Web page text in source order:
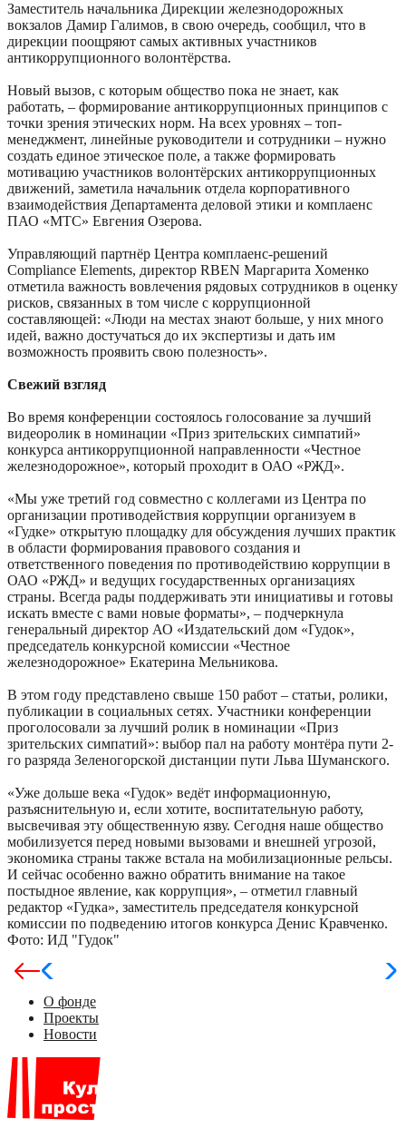
Заместитель начальника Дирекции железнодорожных
вокзалов Дамир Галимов, в свою очередь, сообщил, что в
дирекции поощряют самых активных участников
антикоррупционного волонтёрства.
Новый вызов, с которым общество пока не знает, как
работать, – формирование антикоррупционных принципов с
точки зрения этических норм. На всех уровнях – топ-
менеджмент, линейные руководители и сотрудники – нужно
создать единое этическое поле, а также формировать
мотивацию участников волонтёрских антикоррупционных
движений, заметила начальник отдела корпоративного
взаимодействия Департамента деловой этики и комплаенс
ПАО «МТС» Евгения Озерова.
Управляющий партнёр Центра комплаенс-решений
Compliance Elements, директор RBEN Маргарита Хоменко
отметила важность вовлечения рядовых сотрудников в оценку
рисков, связанных в том числе с коррупционной
составляющей: «Люди на местах знают больше, у них много
идей, важно достучаться до их экспертизы и дать им
возможность проявить свою полезность».
Свежий взгляд
Во время конференции состоялось голосование за лучший
видеоролик в номинации «Приз зрительских симпатий»
конкурса антикоррупционной направленности «Честное
железнодорожное», который проходит в ОАО «РЖД».
«Мы уже третий год совместно с коллегами из Центра по
организации противодействия коррупции организуем в
«Гудке» открытую площадку для обсуждения лучших практик
в области формирования правового создания и
ответственного поведения по противодействию коррупции в
ОАО «РЖД» и ведущих государственных организациях
страны. Всегда рады поддерживать эти инициативы и готовы
искать вместе с вами новые форматы», – подчеркнула
генеральный директор АО «Издательский дом «Гудок»,
председатель конкурсной комиссии «Честное
железнодорожное» Екатерина Мельникова.
В этом году представлено свыше 150 работ – статьи, ролики,
публикации в социальных сетях. Участники конференции
проголосовали за лучший ролик в номинации «Приз
зрительских симпатий»: выбор пал на работу монтёра пути 2-
го разряда Зеленогорской дистанции пути Льва Шуманского.
«Уже дольше века «Гудок» ведёт информационную,
разъяснительную и, если хотите, воспитательную работу,
высвечивая эту общественную язву. Сегодня наше общество
мобилизуется перед новыми вызовами и внешней угрозой,
экономика страны также встала на мобилизационные рельсы.
И сейчас особенно важно обратить внимание на такое
постыдное явление, как коррупция», – отметил главный
редактор «Гудка», заместитель председателя конкурсной
комиссии по подведению итогов конкурса Денис Кравченко.
Фото: ИД "Гудок"
О фонде
Проекты
Новости